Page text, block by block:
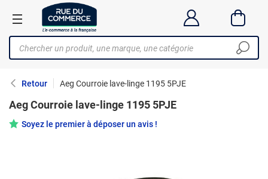
Retour Aeg Courroie lave-linge 1195 5PJE
Aeg Courroie lave-linge 1195 5PJE
Soyez le premier à déposer un avis !